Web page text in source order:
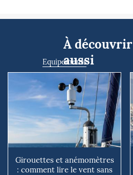
À découvrir
aussi
Equipements
Girouettes et anémomètres
: comment lire le vent sans